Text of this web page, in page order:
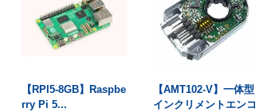
【RPI5-8GB】Raspbe
rry Pi 5...
【AMT102-V】一体型
インクリメントエンコ